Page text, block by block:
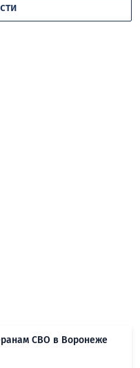
СВО в Воронеже